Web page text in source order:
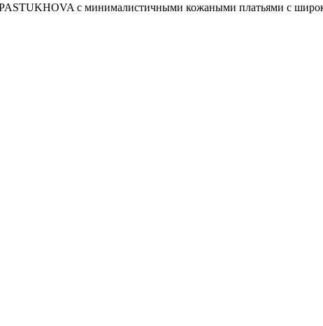
с минималистичными кожаными платьями с